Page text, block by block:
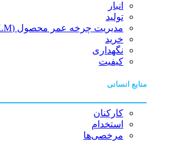
انبار
تولید
مدیریت چرخه عمر محصول (PLM)
خرید
نگهداری
کیفیت
منابع انسانی
کارکنان
استخدام
مرخصی‌ها